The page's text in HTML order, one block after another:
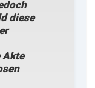
diese
Akte